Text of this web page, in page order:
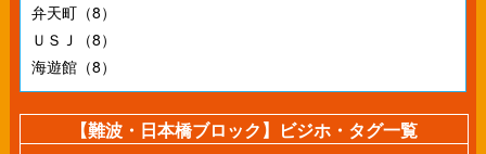
弁天町（8）
ＵＳＪ（8）
海遊館（8）
【難波・日本橋ブロック】ビジホ・タグ一覧